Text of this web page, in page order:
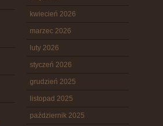
kwiecień 2026
marzec 2026
luty 2026
styczeń 2026
grudzień 2025
listopad 2025
październik 2025